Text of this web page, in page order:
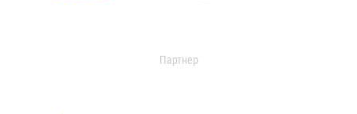
Партнер